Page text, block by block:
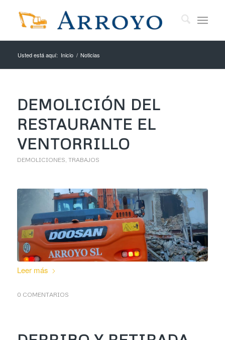
Usted está aquí: Inicio / Noticias
DEMOLICIÓN DEL
RESTAURANTE EL
VENTORRILLO
DEMOLICIONES, TRABAJOS
Leer más
0 COMENTARIOS